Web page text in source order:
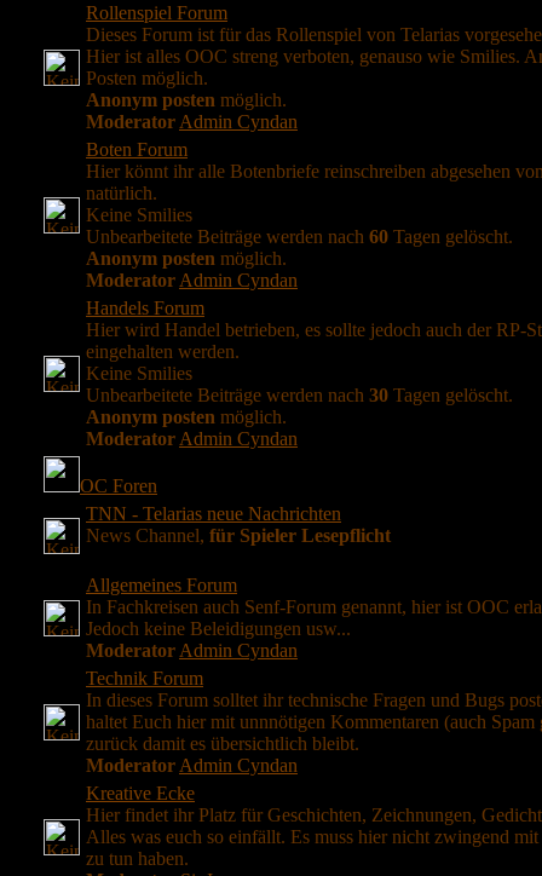
Rollenspiel Forum
Dieses Forum ist für das Rollenspiel von Telarias
Hier ist alles OOC streng verboten, genauso wie Smilies.
Posten möglich.
Anonym posten möglich.
Moderator Admin Cyndan
Boten Forum
Hier könnt ihr alle Botenbriefe reinschreiben abgesehen
natürlich.
Keine Smilies
Unbearbeitete Beiträge werden nach 60 Tagen gelöscht.
Anonym posten möglich.
Moderator Admin Cyndan
Handels Forum
Hier wird Handel betrieben, es sollte jedoch auch der RP-
eingehalten werden.
Keine Smilies
Unbearbeitete Beiträge werden nach 30 Tagen gelöscht.
Anonym posten möglich.
Moderator Admin Cyndan
OC Foren
TNN - Telarias neue Nachrichten
News Channel, für Spieler Lesepflicht
Allgemeines Forum
In Fachkreisen auch Senf-Forum genannt, hier ist OOC
Jedoch keine Beleidigungen usw...
Moderator Admin Cyndan
Technik Forum
In dieses Forum solltet ihr technische Fragen und Bugs
haltet Euch hier mit unnnötigen Kommentaren (auch Spam
zurück damit es übersichtlich bleibt.
Moderator Admin Cyndan
Kreative Ecke
Hier findet ihr Platz für Geschichten, Zeichnungen,
Alles was euch so einfällt. Es muss hier nicht zwingend mit
zu tun haben.